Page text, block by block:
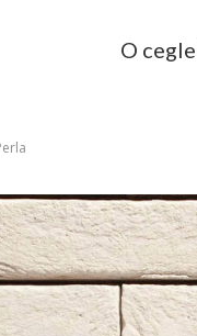
O cegle